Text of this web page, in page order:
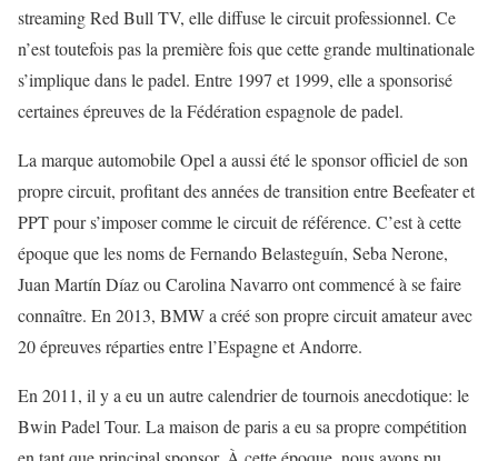
streaming Red Bull TV, elle diffuse le circuit professionnel. Ce
n’est toutefois pas la première fois que cette grande multinationale
s’implique dans le padel. Entre 1997 et 1999, elle a sponsorisé
certaines épreuves de la Fédération espagnole de padel.
La marque automobile Opel a aussi été le sponsor officiel de son
propre circuit, profitant des années de transition entre Beefeater et
PPT pour s’imposer comme le circuit de référence. C’est à cette
époque que les noms de Fernando Belasteguín, Seba Nerone,
Juan Martín Díaz ou Carolina Navarro ont commencé à se faire
connaître. En 2013, BMW a créé son propre circuit amateur avec
20 épreuves réparties entre l’Espagne et Andorre.
En 2011, il y a eu un autre calendrier de tournois anecdotique: le
Bwin Padel Tour. La maison de paris a eu sa propre compétition